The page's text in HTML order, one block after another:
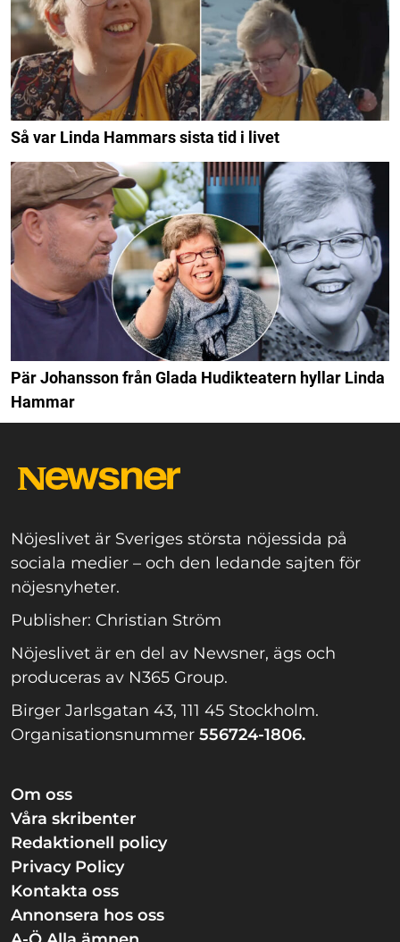
Så var Linda Hammars sista tid i livet
Pär Johansson från Glada Hudikteatern hyllar Linda
Hammar
Nöjeslivet är Sveriges största nöjessida på
sociala medier – och den ledande sajten för
nöjesnyheter.
Publisher: Christian Ström
Nöjeslivet är en del av Newsner, ägs och
produceras av N365 Group.
Birger Jarlsgatan 43, 111 45 Stockholm.
Organisationsnummer 556724-1806.
Om oss
Våra skribenter
Redaktionell policy
Privacy Policy
Kontakta oss
Annonsera hos oss